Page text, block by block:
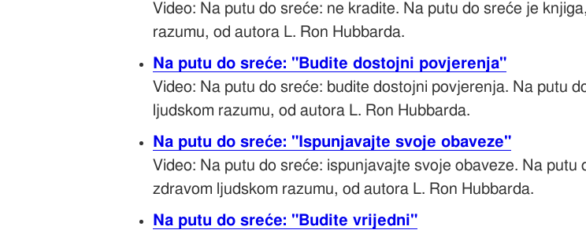
Video: Na putu do sreće: ne kradite. Na putu do sreće je
razumu, od autora L. Ron Hubbarda.
Na putu do sreće: "Budite dostojni povjerenja"
Video: Na putu do sreće: budite dostojni povjerenja. Na putu
ljudskom razumu, od autora L. Ron Hubbarda.
Na putu do sreće: "Ispunjavajte svoje obaveze"
Video: Na putu do sreće: ispunjavajte svoje obaveze. Na
zdravom ljudskom razumu, od autora L. Ron Hubbarda.
Na putu do sreće: "Budite vrijedni"